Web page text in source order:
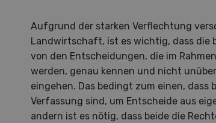
Aufgrund der starken Verflechtung
Landwirtschaft, ist es wichtig, dass die
von den Entscheidungen, die im
werden, genau kennen und nicht
eingehen. Das bedingt zum einen,
Verfassung sind, um Entscheide aus
andern ist es nötig, dass beide die